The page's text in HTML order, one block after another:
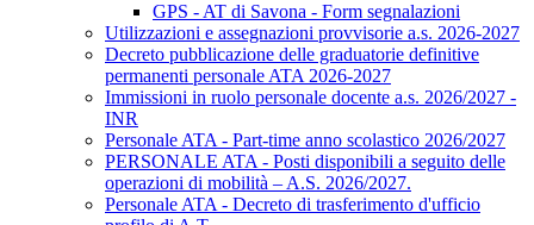
GPS - AT di Savona - Form segnalazioni
Utilizzazioni e assegnazioni provvisorie a.s. 2026-2027
Decreto pubblicazione delle graduatorie definitive
permanenti personale ATA 2026-2027
Immissioni in ruolo personale docente a.s. 2026/2027 -
INR
Personale ATA - Part-time anno scolastico 2026/2027
PERSONALE ATA - Posti disponibili a seguito delle
operazioni di mobilità – A.S. 2026/2027.
Personale ATA - Decreto di trasferimento d'ufficio